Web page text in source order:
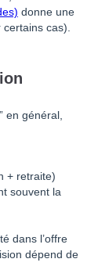
donne une
cas).
en général,
+ retraite)
souvent la
dans l’offre
dépend de